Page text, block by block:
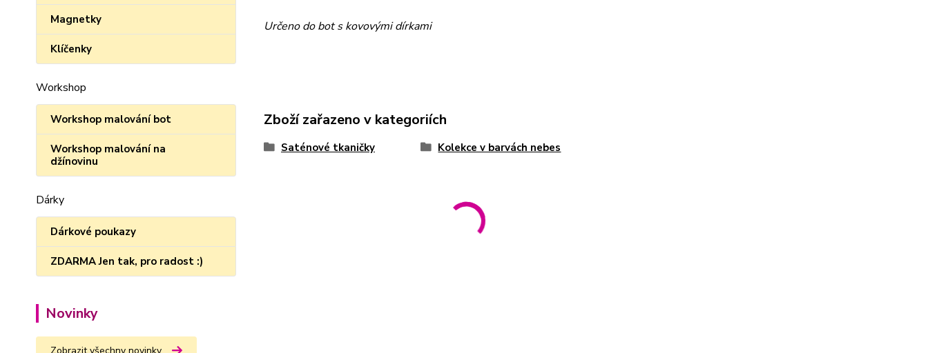
Magnetky
Klíčenky
Workshop
Workshop malování bot
Workshop malování na
džínovinu
Dárky
Dárkové poukazy
ZDARMA Jen tak, pro radost :)
Novinky
Určeno do bot s kovovými dírkami
Zboží zařazeno v kategoriích
Saténové tkaničky Kolekce v barvách nebes